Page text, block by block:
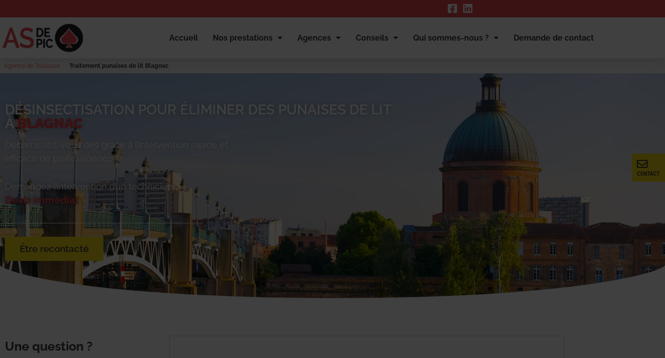
Accueil Nos prestations Agences Conseils Qui sommes-nous ? Demande de contact
Agence de Toulouse Traitement punaises de lit Blagnac
CONTACT
DÉSINSECTISATION POUR ÉLIMINER DES PUNAISES DE LIT
ÀBLAGNAC
Débarrassez-vous des
grâce à l’intervention rapide et
efficace de professionnels.
Demandez l’intervention d’un technicien.
Devis immédiat
Être recontacté
Une question ?